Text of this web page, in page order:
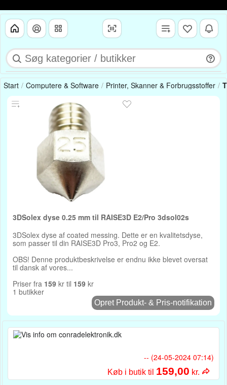
Start Computere & Software Printer, Skanner & Forbrugsstoffer
3DSolex dyse 0.25 mm til RAISE3D E2/Pro 3dsol02s
3DSolex dyse af coated messing. Dette er en kvalitetsdyse,
som passer til din RAISE3D Pro3, Pro2 og E2.
OBS! Denne produktbeskrivelse er endnu ikke blevet oversat
til dansk af vores...
Priser fra 159 kr til 159 kr
1 butikker
Opret Produkt- & Pris-notifikation
-- (24-05-2024 07:14)
Køb i butik til 159,00 kr.